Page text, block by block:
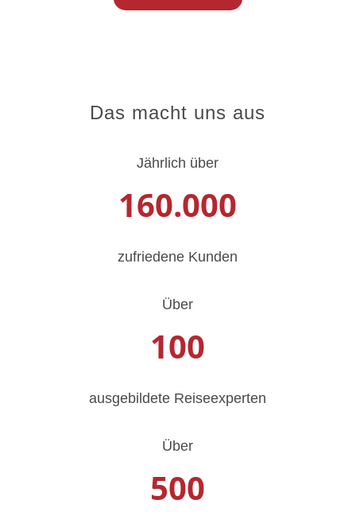
Das macht uns aus
Jährlich über
160.000
zufriedene Kunden
Über
100
ausgebildete Reiseexperten
Über
500